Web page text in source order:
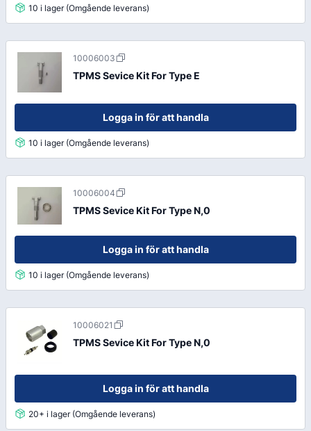
10 i lager (Omgående leverans)
10006003
TPMS Sevice Kit For Type E
Logga in för att handla
10 i lager (Omgående leverans)
10006004
TPMS Sevice Kit For Type N,0
Logga in för att handla
10 i lager (Omgående leverans)
10006021
TPMS Sevice Kit For Type N,0
Logga in för att handla
20+ i lager (Omgående leverans)